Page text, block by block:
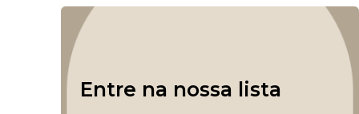
Entre na nossa lista